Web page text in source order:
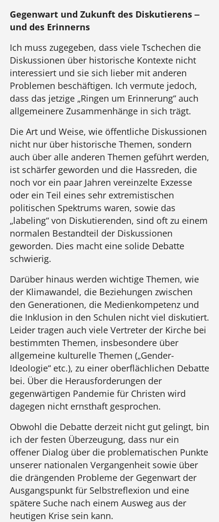
Gegenwart und Zukunft des Diskutierens ‒
und des Erinnerns
Ich muss zugegeben, dass viele Tschechen die
Diskussionen über historische Kontexte nicht
interessiert und sie sich lieber mit anderen
Problemen beschäftigen. Ich vermute jedoch,
dass das jetzige „Ringen um Erinnerung“ auch
allgemeinere Zusammenhänge in sich trägt.
Die Art und Weise, wie öffentliche Diskussionen
nicht nur über historische Themen, sondern
auch über alle anderen Themen geführt werden,
ist schärfer geworden und die Hassreden, die
noch vor ein paar Jahren vereinzelte Exzesse
oder ein Teil eines sehr extremistischen
politischen Spektrums waren, sowie das
„labeling“ von Diskutierenden, sind oft zu einem
normalen Bestandteil der Diskussionen
geworden. Dies macht eine solide Debatte
schwierig.
Darüber hinaus werden wichtige Themen, wie
der Klimawandel, die Beziehungen zwischen
den Generationen, die Medienkompetenz und
die Inklusion in den Schulen nicht viel diskutiert.
Leider tragen auch viele Vertreter der Kirche bei
bestimmten Themen, insbesondere über
allgemeine kulturelle Themen („Gender-
Ideologie“ etc.), zu einer oberflächlichen Debatte
bei. Über die Herausforderungen der
gegenwärtigen Pandemie für Christen wird
dagegen nicht ernsthaft gesprochen.
Obwohl die Debatte derzeit nicht gut gelingt, bin
ich der festen Überzeugung, dass nur ein
offener Dialog über die problematischen Punkte
unserer nationalen Vergangenheit sowie über
die drängenden Probleme der Gegenwart der
Ausgangspunkt für Selbstreflexion und eine
spätere Suche nach einem Ausweg aus der
heutigen Krise sein kann.